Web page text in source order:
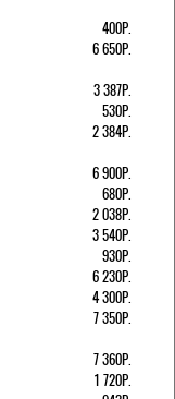
400Р.
6 650Р.
3 387Р.
530Р.
2 384Р.
6 900Р.
680Р.
2 038Р.
3 540Р.
930Р.
6 230Р.
4 300Р.
7 350Р.
7 360Р.
1 720Р.